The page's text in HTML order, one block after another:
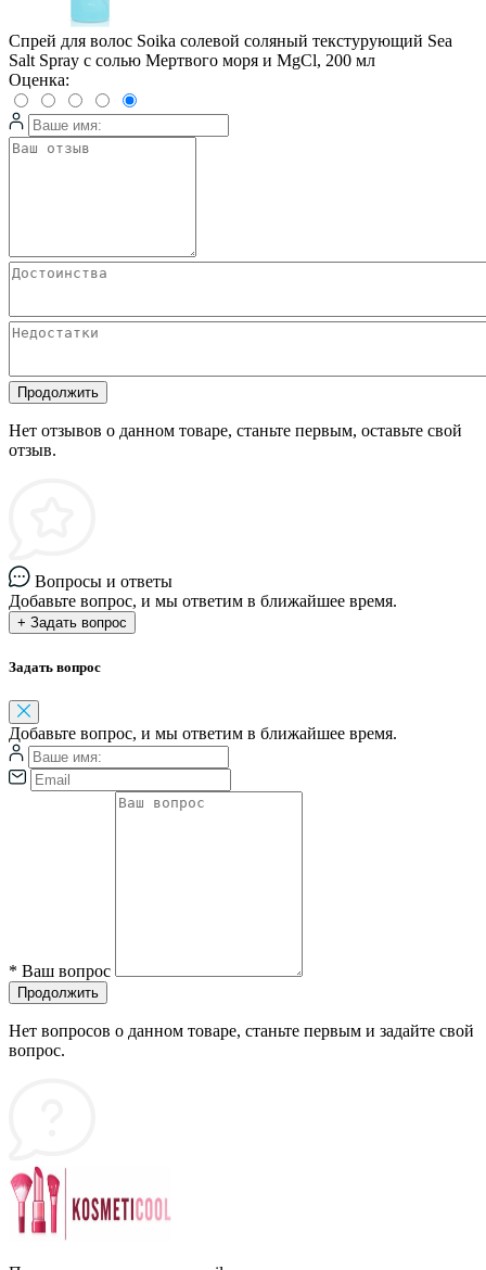
Спрей для волос Soika солевой соляный текстурующий Sea
Salt Spray с солью Мертвого моря и MgCl, 200 мл
Оценка:
Продолжить
Нет отзывов о данном товаре, станьте первым, оставьте свой
отзыв.
Вопросы и ответы
Добавьте вопрос, и мы ответим в ближайшее время.
+ Задать вопрос
Задать вопрос
Добавьте вопрос, и мы ответим в ближайшее время.
* Ваш вопрос
Продолжить
Нет вопросов о данном товаре, станьте первым и задайте свой
вопрос.